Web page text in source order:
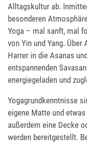
Alltagskultur ab.
besonderen
Yoga – mal sanft, mal
von Yin und Yang.
Harrer in die Asanas
entspannenden
energiegeladen und
Yogagrundkenntnisse
eigene Matte und
außerdem eine Decke
werden bereitgestellt.